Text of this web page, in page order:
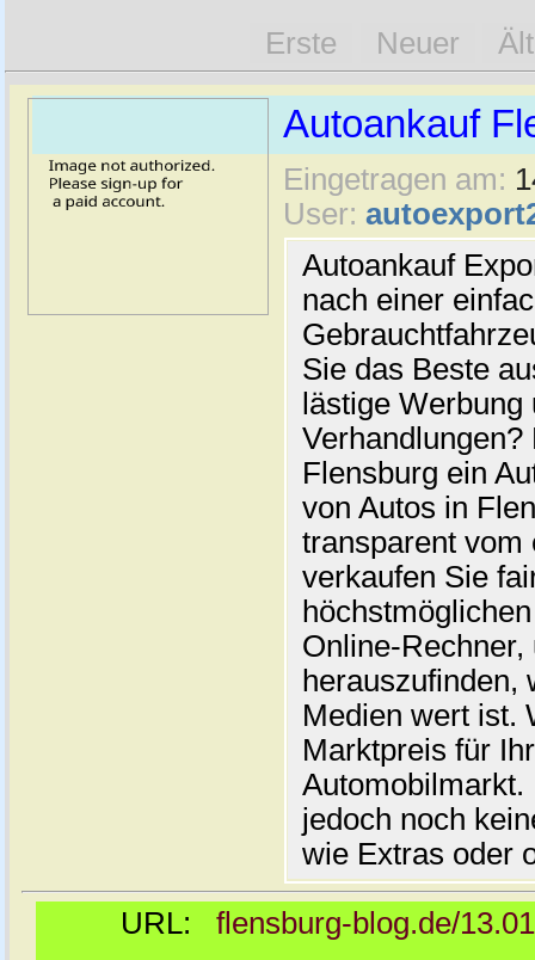
Erste Neuer
Autoankauf
Eingetragen am:
User:
Autoankauf
nach einer
Sie das Beste
lästige
Flensburg ein
von Autos in
transparent vom
verkaufen Sie
Online-
herauszufinden,
Medien wert ist.
Marktpreis für
jedoch noch
wie Extras oder
URL: flensburg-blog.de/